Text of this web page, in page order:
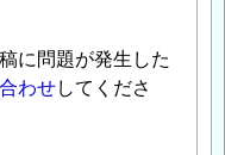
に問題が発生した
わせしてくださ